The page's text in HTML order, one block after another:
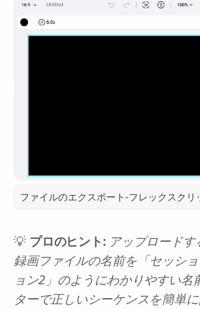
ファイルのエクスポート-フレックスクリ
💡 プロのヒント: アップロード
録画ファイルの名前を「セッシ
ョン2」のようにわかりやすい名
ターで正しいシーケンスを簡単